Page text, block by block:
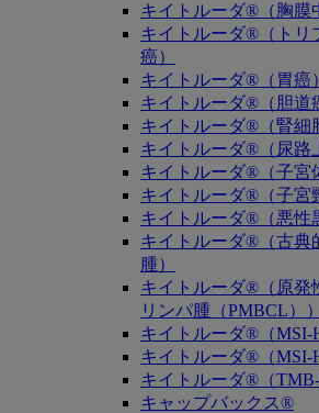
キイトルーダ®（胸膜
キイトルーダ®（トリ
癌）
キイトルーダ®（胃癌）
キイトルーダ®（胆道
キイトルーダ®（腎細
キイトルーダ®（尿路
キイトルーダ®（子宮
キイトルーダ®（子宮
キイトルーダ®（悪性
キイトルーダ®（古典
腫）
キイトルーダ®（原発
リンパ腫（PMBCL））
キイトルーダ®（MSI-
キイトルーダ®（MSI-
キイトルーダ®（TMB-
キャップバックス®